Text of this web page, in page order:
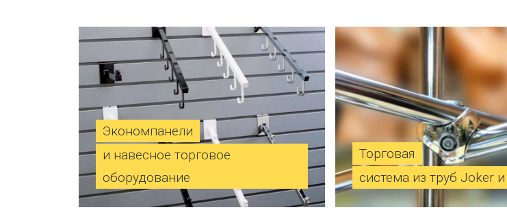
Экономпанели
и навесное торговое
оборудование
Торговая
система из труб Joker и